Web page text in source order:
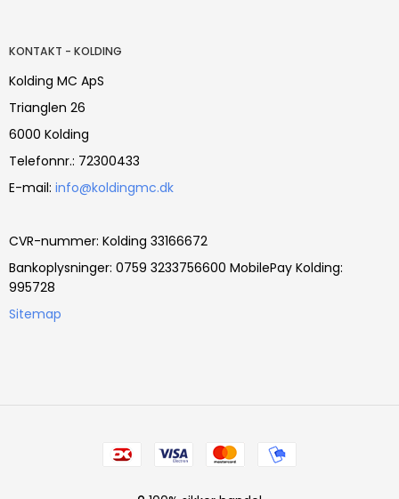
KONTAKT - KOLDING
Kolding MC ApS
Trianglen 26
6000 Kolding
Telefonnr.: 72300433
E-mail: info@koldingmc.dk
CVR-nummer: Kolding 33166672
Bankoplysninger: 0759 3233756600 MobilePay Kolding:
995728
Sitemap